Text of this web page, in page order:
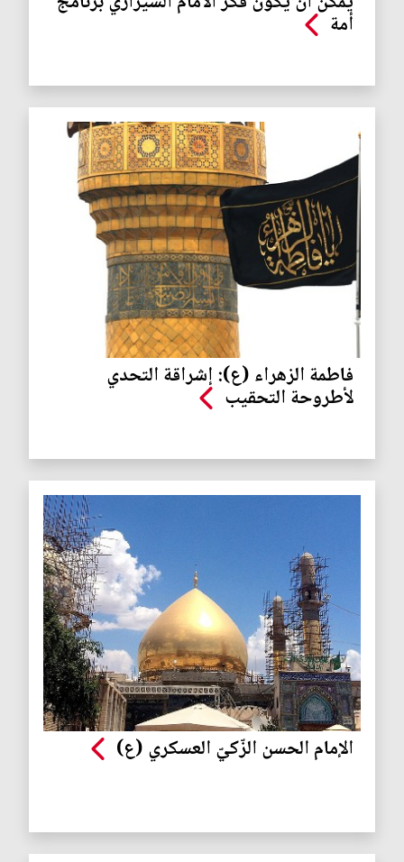
أمة
فاطمة الزهراء (ع): إشراقة التحدي
لأطروحة التحقيب
الإمام الحسن الزّكيّ العسكري (ع)